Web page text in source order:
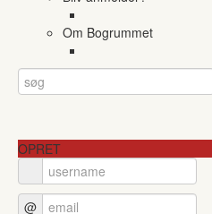
Om Bogrummet
OPRET
@